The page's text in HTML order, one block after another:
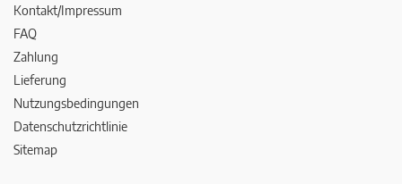
Kontakt/Impressum
FAQ
Zahlung
Lieferung
Nutzungsbedingungen
Datenschutzrichtlinie
Sitemap